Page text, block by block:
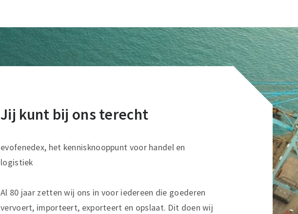
Jij kunt bij ons terecht
evofenedex, het kennisknooppunt voor handel en
logistiek
Al 80 jaar zetten wij ons in voor iedereen die goederen
vervoert, importeert, exporteert en opslaat. Dit doen wij